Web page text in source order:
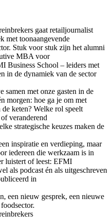
gaat retailjournalist
met toonaangevende
Stuk voor stuk zijn het alumni
MBA voor
Business School – leiders met
in de dynamiek van de sector
met onze gasten in de
morgen: hoe ga je om met
keten? Welke rol speelt
veranderend
strategische keuzes maken de
inspiratie en verdieping, maar
iedereen die werkzaam is in
luistert of leest: EFMI
als podcast én als uitgeschreven
in
een nieuw gesprek, een nieuwe